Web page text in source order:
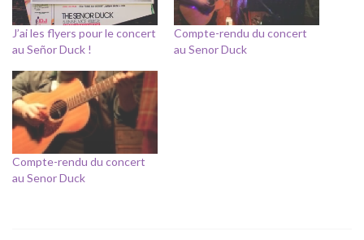
J’ai les flyers pour le concert
au Señor Duck !
Compte-rendu du concert
au Senor Duck
Compte-rendu du concert
au Senor Duck